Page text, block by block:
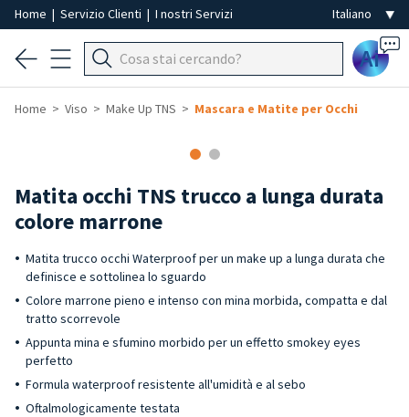
Home | Servizio Clienti | I nostri Servizi
Ai
Home Viso Make Up TNS Mascara e Matite per Occhi
Matita occhi TNS trucco a lunga durata
colore marrone
Matita trucco occhi Waterproof per un make up a lunga durata che
definisce e sottolinea lo sguardo
Colore marrone pieno e intenso con mina morbida, compatta e dal
tratto scorrevole
Appunta mina e sfumino morbido per un effetto smokey eyes
perfetto
Formula waterproof resistente all'umidità e al sebo
Oftalmologicamente testata